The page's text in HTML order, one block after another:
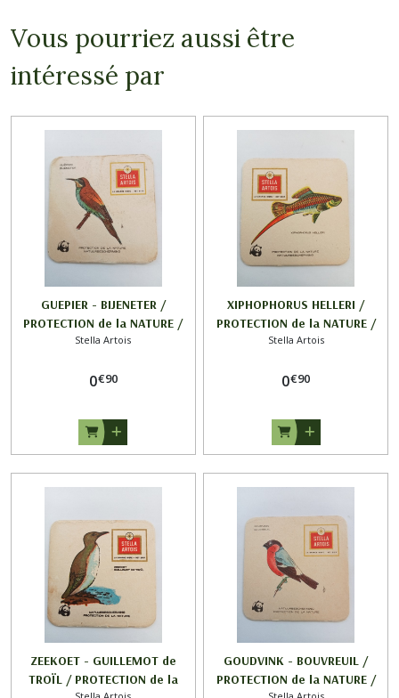
Vous pourriez aussi être
intéressé par
GUEPIER - BIJENETER /
PROTECTION de la NATURE /
STELLA ARTOIS
Stella Artois
0€90
XIPHOPHORUS HELLERI /
PROTECTION de la NATURE /
STELLA ARTOIS
Stella Artois
0€90
ZEEKOET - GUILLEMOT de
TROÏL / PROTECTION de la
GOUDVINK - BOUVREUIL /
PROTECTION de la NATURE /